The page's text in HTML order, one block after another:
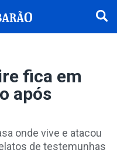
fica em
após
onde vive e atacou
de testemunhas